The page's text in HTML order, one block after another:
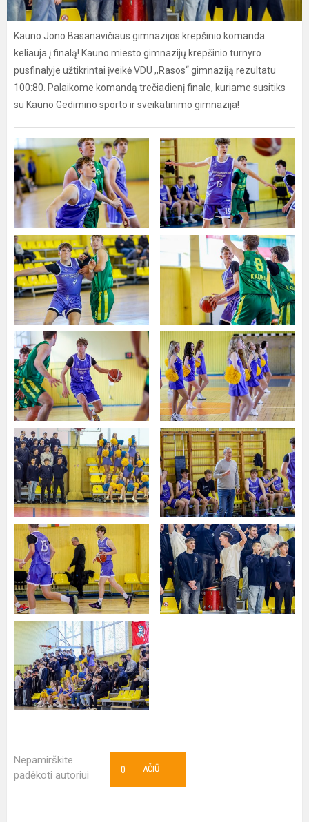
Kauno Jono Basanavičiaus gimnazijos krepšinio komanda
keliauja į finalą! Kauno miesto gimnazijų krepšinio turnyro
pusfinalyje užtikrintai įveikė VDU ,,Rasos“ gimnaziją rezultatu
100:80. Palaikome komandą trečiadienį finale, kuriame susitiks
su Kauno Gedimino sporto ir sveikatinimo gimnazija!
Nepamirškite
padėkoti autoriui
AČIŪ
0